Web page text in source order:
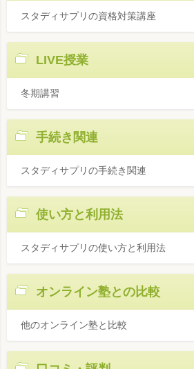
スタディサプリの資格対策講座
LIVE授業
冬期講習
手続き関連
スタディサプリの手続き関連
使い方と利用法
スタディサプリの使い方と利用法
オンライン塾との比較
他のオンライン塾と比較